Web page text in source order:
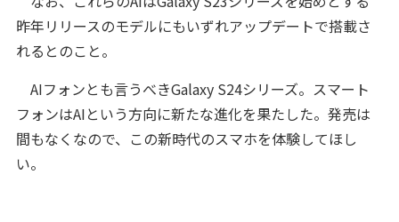
昨年リリースのモデルにもいずれアップデートで搭載さ
れるとのこと。
AIフォンとも言うべきGalaxy S24シリーズ。スマート
フォンはAIという方向に新たな進化を果たした。発売は
間もなくなので、この新時代のスマホを体験してほし
い。